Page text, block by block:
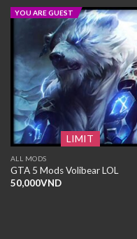
LIMIT
YOU ARE GUEST
ALL MODS
GTA 5 Mods Volibear LOL
50,000VND